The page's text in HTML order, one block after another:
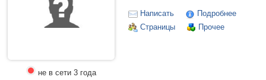
не в сети 3 года
Написать
Подробнее
Страницы
Прочее